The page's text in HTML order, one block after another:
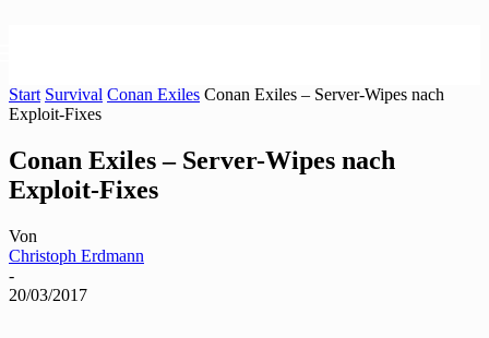
Start Survival Conan Exiles Conan Exiles – Server-Wipes nach
Exploit-Fixes
Conan Exiles – Server-Wipes nach
Exploit-Fixes
Von
Christoph Erdmann
-
20/03/2017